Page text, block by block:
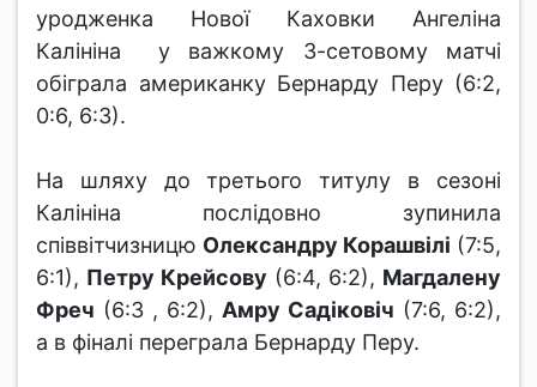
уродженка Нової Каховки Ангеліна
Калініна у важкому 3-сетовому матчі
обіграла американку Бернарду Перу (6:2,
0:6, 6:3).
На шляху до третього титулу в сезоні
Калініна послідовно зупинила
співвітчизницю Олександру Корашвілі (7:5,
6:1), Петру Крейсову (6:4, 6:2), Магдалену
Фреч (6:3 , 6:2), Амру Садіковіч (7:6, 6:2),
а в фіналі переграла Бернарду Перу.